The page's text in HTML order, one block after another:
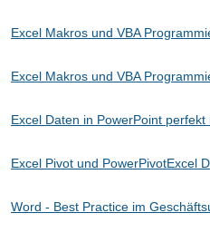
Excel Makros und VBA
Excel Makros und VBA
Excel Daten in PowerPoint perfekt
Excel Pivot und PowerPivotExcel
Word - Best Practice im